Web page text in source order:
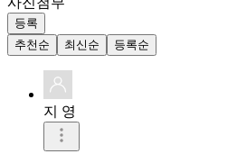
등록
추천순
최신순 등록순
지 영